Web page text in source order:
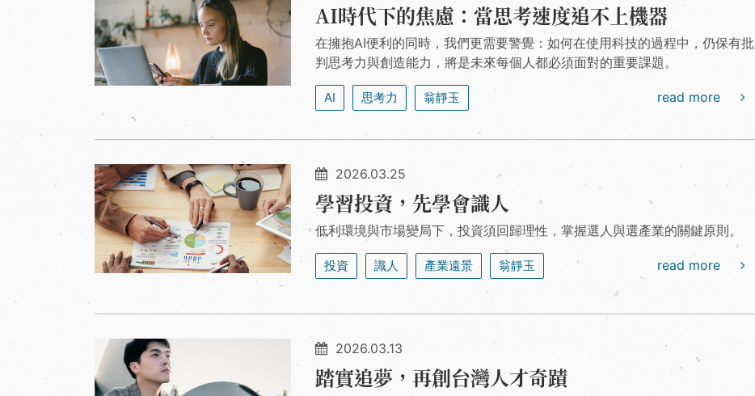
AI時代下的焦慮：當思考速度追不上機器
在擁抱AI便利的同時，我們更需要警覺：如何在使用科技的過程中，仍保有批
判思考力與創造能力，將是未來每個人都必須面對的重要課題。
AI 思考力 翁靜玉 read more
2026.03.25
學習投資，先學會識人
低利環境與市場變局下，投資須回歸理性，掌握選人與選產業的關鍵原則。
投資 識人 產業遠景 翁靜玉 read more
2026.03.13
踏實追夢，再創台灣人才奇蹟